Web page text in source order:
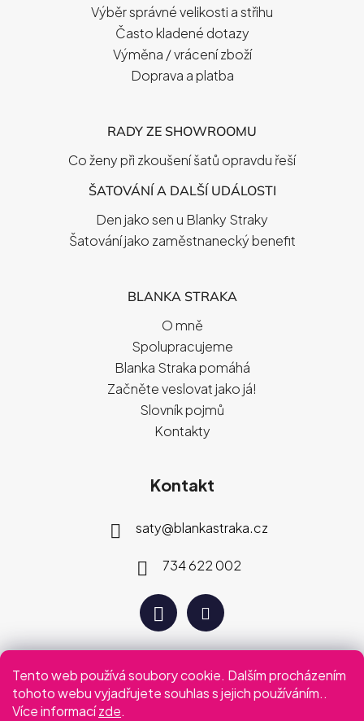
Tento web používá soubory cookie. Dalším procházením
tohoto webu vyjadřujete souhlas s jejich používáním..
Více informacízde.
Výběr správné velikosti a střihu
Často kladené dotazy
Výměna / vrácení zboží
Doprava a platba
RADY ZE SHOWROOMU
Co ženy při zkoušení šatů opravdu řeší
ŠATOVÁNÍ A DALŠÍ UDÁLOSTI
Den jako sen u Blanky Straky
Šatování jako zaměstnanecký benefit
BLANKA STRAKA
O mně
Spolupracujeme
Blanka Straka pomáhá
Začněte veslovat jako já!
Slovník pojmů
Kontakty
Kontakt
saty@blankastraka.cz
734 622 002
Plaťte jak vám vyhovuje